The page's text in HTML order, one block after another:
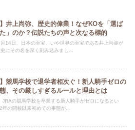
】井上尚弥、歴史的偉業！なぜKOを「選ば
」のか？伝説たちの声と次なる標的
14日、日本の至宝、いや世界の至宝である井上尚弥が
史にその名を深く刻み込みまし...
】競馬学校で退学者相次ぐ！新人騎手ゼロの
、その厳しすぎるルールと理由とは
JRAの競馬学校を卒業する新人騎手がゼロになるとい
年の開校以来初めての事態が...